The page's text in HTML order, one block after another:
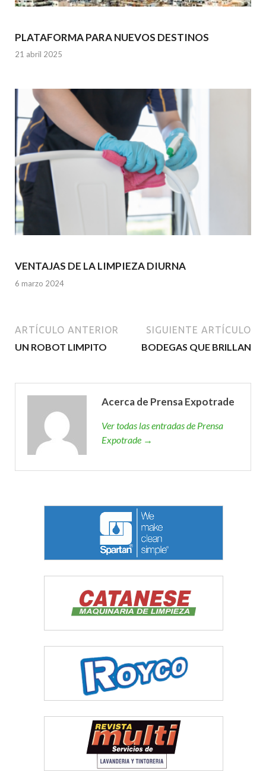
PLATAFORMA PARA NUEVOS DESTINOS
21 abril 2025
VENTAJAS DE LA LIMPIEZA DIURNA
6 marzo 2024
ARTÍCULO ANTERIOR
UN ROBOT LIMPITO
SIGUIENTE ARTÍCULO
BODEGAS QUE BRILLAN
Acerca de Prensa Expotrade
Ver todas las entradas de Prensa
Expotrade →